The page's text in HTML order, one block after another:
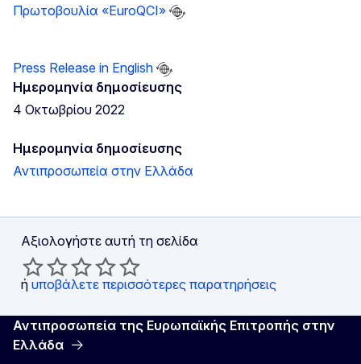
Πρωτοβουλία «EuroQCI»
Press Release in English
Ημερομηνία δημοσίευσης
4 Οκτωβρίου 2022
Ημερομηνία δημοσίευσης
Αντιπροσωπεία στην Ελλάδα
Αξιολογήστε αυτή τη σελίδα
ή υποβάλετε περισσότερες παρατηρήσεις
Αντιπροσωπεία της Ευρωπαϊκής Επιτροπής στην
Ελλάδα